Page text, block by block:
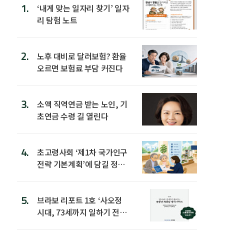
1.
‘내게 맞는 일자리 찾기’ 일자
리 탐험 노트
2.
노후 대비로 달러보험? 환율
오르면 보험료 부담 커진다
3.
소액 직역연금 받는 노인, 기
초연금 수령 길 열린다
4.
초고령사회 ‘제1차 국가인구
전략 기본계획’에 담길 정책
5.
브라보 리포트 1호 ‘사오정
시대, 73세까지 일하기 전략’